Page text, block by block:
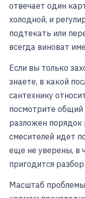
отвечает один
холодной, и
подтекать или
всегда виноват
Если вы только
знаете, в какой
сантехнику
посмотрите общий
разложен порядок
смесителей идет
еще не уверены, в
пригодится разбор
Масштаб